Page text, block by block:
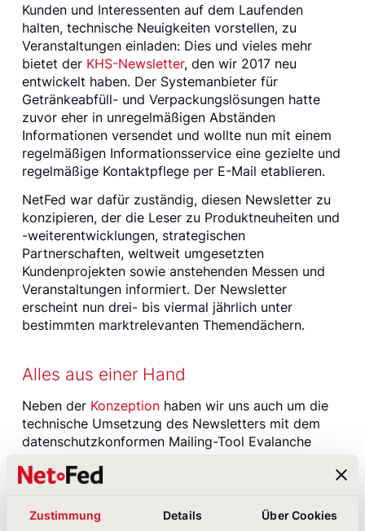
Zustimmung Details Über Cookies
Kunden und Interessenten auf dem Laufenden
halten, technische Neuigkeiten vorstellen, zu
Veranstaltungen einladen: Dies und vieles mehr
bietet der KHS-Newsletter, den wir 2017 neu
entwickelt haben. Der Systemanbieter für
Getränkeabfüll- und Verpackungslösungen hatte
zuvor eher in unregelmäßigen Abständen
Informationen versendet und wollte nun mit einem
regelmäßigen Informationsservice eine gezielte und
regelmäßige Kontaktpflege per E-Mail etablieren.
NetFed war dafür zuständig, diesen Newsletter zu
konzipieren, der die Leser zu Produktneuheiten und
-weiterentwicklungen, strategischen
Partnerschaften, weltweit umgesetzten
Kundenprojekten sowie anstehenden Messen und
Veranstaltungen informiert. Der Newsletter
erscheint nun drei- bis viermal jährlich unter
bestimmten marktrelevanten Themendächern.
Alles aus einer Hand
Neben der Konzeptionhaben wir uns auch um die
technische Umsetzung des Newsletters mit dem
datenschutzkonformen Mailing-Tool Evalanche
gekümmert sowie die Betreuung der Redaktion und
der Gestaltung übernommen. 2019 haben wir das
Nutzung optimiert. Damit erhält KHS von uns in